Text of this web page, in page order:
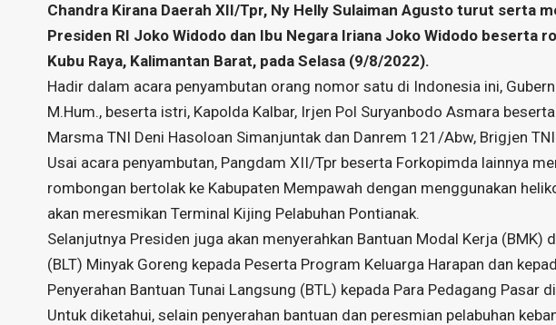
Chandra Kirana Daerah XII/Tpr, Ny Helly Sulaiman Agusto turut serta
Presiden RI Joko Widodo dan Ibu Negara Iriana Joko Widodo beserta
Kubu Raya, Kalimantan Barat, pada Selasa (9/8/2022).
Hadir dalam acara penyambutan orang nomor satu di Indonesia ini,
M.Hum., beserta istri, Kapolda Kalbar, Irjen Pol Suryanbodo Asmara
Marsma TNI Deni Hasoloan Simanjuntak dan Danrem 121/Abw, Brigjen
Usai acara penyambutan, Pangdam XII/Tpr beserta Forkopimda lainnya
rombongan bertolak ke Kabupaten Mempawah dengan menggunakan
akan meresmikan Terminal Kijing Pelabuhan Pontianak.
Selanjutnya Presiden juga akan menyerahkan Bantuan Modal Kerja (BMK)
(BLT) Minyak Goreng kepada Peserta Program Keluarga Harapan dan
Penyerahan Bantuan Tunai Langsung (BTL) kepada Para Pedagang Pasar
Untuk diketahui, selain penyerahan bantuan dan peresmian pelabuhan